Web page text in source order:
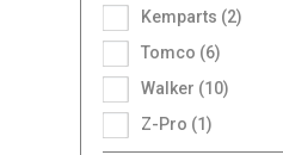
Kemparts (2)
Tomco (6)
Walker (10)
Z-Pro (1)